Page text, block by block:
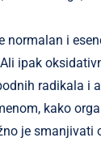
normalan i
ipak
radikala i
kako
je smanjivati